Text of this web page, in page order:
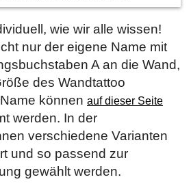
wie wir alle wissen!
nur der eigene Name mit
A an die Wand,
des Wandtattoo
können auf dieser Seite
werden. In der
verschiedene Varianten
und so passend zur
gewählt werden.